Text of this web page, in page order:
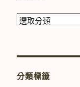
分
分類標籤